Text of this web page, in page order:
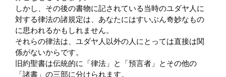
しかし、その後の書物に記されている当時のユダヤ人に
対する律法の諸規定は、あなたにはすいぶん奇妙なもの
に思われるかもしれません。
それらの律法は、ユダヤ人以外の人にとっては直接は関
係がないからです。
旧約聖書は伝統的に「律法」と「預言者」とその他の
「諸書」の三部に分けられます。